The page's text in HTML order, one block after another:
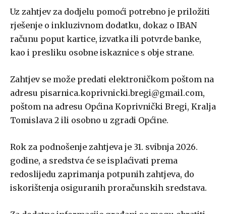
Uz zahtjev za dodjelu pomoći potrebno je priložiti
rješenje o inkluzivnom dodatku, dokaz o IBAN
računu poput kartice, izvatka ili potvrde banke,
kao i presliku osobne iskaznice s obje strane.
Zahtjev se može predati elektroničkom poštom na
adresu pisarnica.koprivnicki.bregi@gmail.com,
poštom na adresu Općina Koprivnički Bregi, Kralja
Tomislava 2 ili osobno u zgradi Općine.
Rok za podnošenje zahtjeva je 31. svibnja 2026.
godine, a sredstva će se isplaćivati prema
redoslijedu zaprimanja potpunih zahtjeva, do
iskorištenja osiguranih proračunskih sredstava.